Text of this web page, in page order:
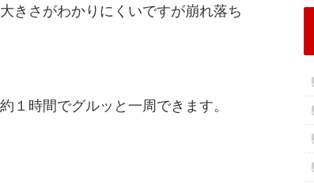
きさがわかりにくいですが崩れ落ち
１時間でグルッと一周できます。